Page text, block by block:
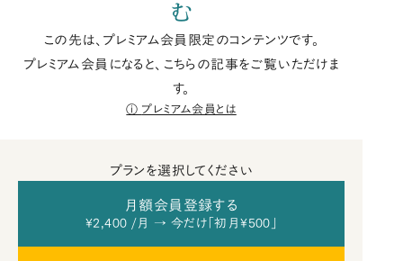
む
この先は、プレミアム会員限定のコンテンツです。
プレミアム会員になると、こちらの記事をご覧いただけま
す。
プレミアム会員とは
プランを選択してください
月額会員登録する
¥2,400 /月 → 今だけ「初月¥500」